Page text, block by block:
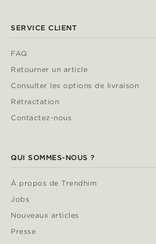
SERVICE CLIENT
FAQ
Retourner un article
Consulter les options de livraison
Rétractation
Contactez-nous
QUI SOMMES-NOUS ?
À propos de Trendhim
Jobs
Nouveaux articles
Presse